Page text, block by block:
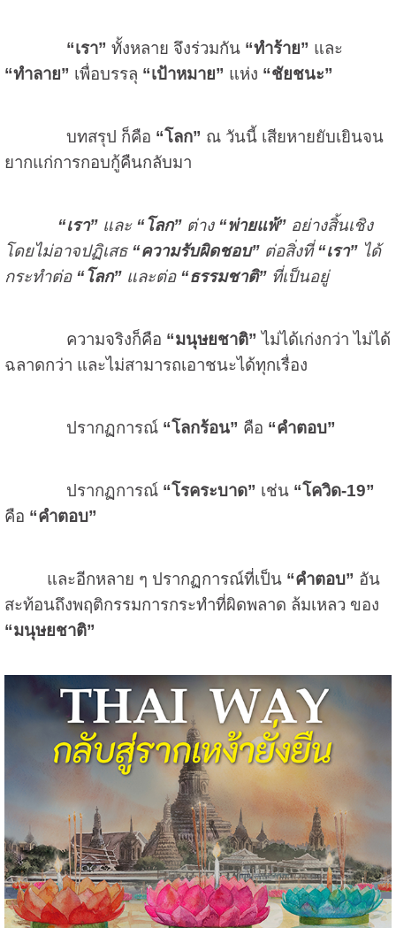
“เรา” ทั้งหลาย จึงร่วมกัน “ทำร้าย” และ
“ทำลาย” เพื่อบรรลุ “เป้าหมาย” แห่ง “ชัยชนะ”
บทสรุป ก็คือ “โลก” ณ วันนี้ เสียหายยับเยินจน
ยากแก่การกอบกู้คืนกลับมา
“เรา” และ “โลก” ต่าง“พ่ายแพ้”อย่างสิ้นเชิง
โดยไม่อาจปฏิเสธ “ความรับผิดชอบ”ต่อสิ่งที่“เรา” ได้
กระทำต่อ “โลก” และต่อ “ธรรมชาติ” ที่เป็นอยู่
ความจริงก็คือ “มนุษยชาติ”ไม่ได้เก่งกว่า ไม่ได้
ฉลาดกว่า และไม่สามารถเอาชนะได้ทุกเรื่อง
ปรากฏการณ์ “โลกร้อน” คือ “คำตอบ”
ปรากฏการณ์ “โรคระบาด” เช่น “โควิด-19”
คือ “คำตอบ”
และอีกหลาย ๆ ปรากฏการณ์ที่เป็น “คำตอบ” อัน
สะท้อนถึงพฤติกรรมการกระทำที่ผิดพลาด ล้มเหลว ของ
“มนุษยชาติ”